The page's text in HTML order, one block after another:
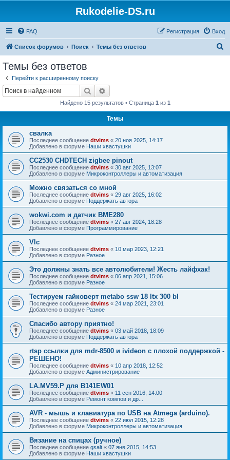
Rukodelie-DS.ru
FAQ Вход
Регистрация
Список форумов Поиск Темы без ответов
Темы без ответов
Перейти к расширенному поиску
Поиск
Найдено 15 результатов • Страница 1 из 1
Темы
свалка
Последнее сообщение dtvims « 20 ноя 2025, 14:17
Добавлено в форуме Наши хвастушки
CC2530 CHDTECH zigbee pinout
Последнее сообщение dtvims « 30 авг 2025, 13:07
Добавлено в форуме Микроконтроллеры и автоматизация
Можно связаться со мной
Последнее сообщение dtvims « 29 авг 2025, 16:02
Добавлено в форуме Поддержать автора
wokwi.com и датчик BME280
Последнее сообщение dtvims « 27 авг 2024, 18:28
Добавлено в форуме Программирование
Vlc
Последнее сообщение dtvims « 10 мар 2023, 12:21
Добавлено в форуме Разное
Это должны знать все автолюбители! Жесть лайфхак!
Последнее сообщение dtvims « 06 апр 2021, 15:06
Добавлено в форуме Разное
Тестируем гайковерт metabo ssw 18 ltx 300 bl
Последнее сообщение dtvims « 24 мар 2021, 23:01
Добавлено в форуме Разное
Спасибо автору приятно!
Последнее сообщение dtvims « 03 май 2018, 18:09
Добавлено в форуме Поддержать автора
rtsp ссылки для mdr-8500 и ivideon с плохой поддержкой -
РЕШЕНО!
Последнее сообщение dtvims « 10 апр 2018, 12:52
Добавлено в форуме Администрирование
LA.MV59.P для B141EW01
Последнее сообщение dtvims « 11 сен 2016, 14:00
Добавлено в форуме Ремонт компов и др...
AVR - мышь и клавиатура по USB на Atmega (arduino).
Последнее сообщение dtvims « 22 июл 2015, 12:28
Добавлено в форуме Микроконтроллеры и автоматизация
Вязание на спицах (ручное)
Последнее сообщение gsalt « 07 янв 2015, 14:53
Добавлено в форуме Наши хвастушки